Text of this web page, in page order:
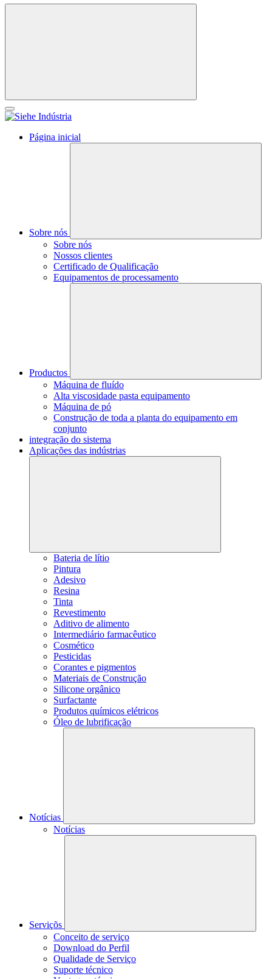
Página inicial
Sobre nós
Sobre nós
Nossos clientes
Certificado de Qualificação
Equipamentos de processamento
Productos
Máquina de fluído
Alta viscosidade pasta equipamento
Máquina de pó
Construção de toda a planta do equipamento em
conjunto
integração do sistema
Aplicações das indústrias
Bateria de lítio
Pintura
Adesivo
Resina
Tinta
Revestimento
Aditivo de alimento
Intermediário farmacêutico
Cosmético
Pesticidas
Corantes e pigmentos
Materiais de Construção
Silicone orgânico
Surfactante
Produtos químicos elétricos
Óleo de lubrificação
Notícias
Notícias
Serviçõs
Conceito de serviço
Download do Perfil
Qualidade de Serviço
Suporte técnico